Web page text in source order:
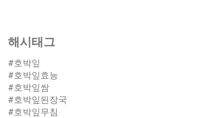
해시태그
#호박잎
#호박잎효능
#호박잎쌈
#호박잎된장국
#호박잎무침